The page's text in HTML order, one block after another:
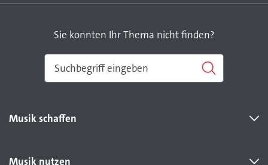
Sie konnten Ihr Thema nicht finden?
Musik schaffen
Musik nutzen